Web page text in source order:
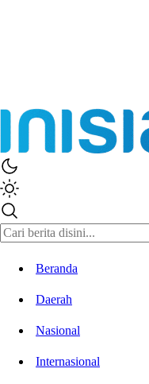
Inisiatif.co
Stay Connected Stay Informed
Beranda
Daerah
Nasional
Internasional